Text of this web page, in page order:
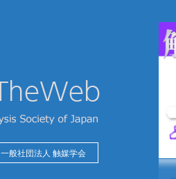
一般社団法人 触媒学会